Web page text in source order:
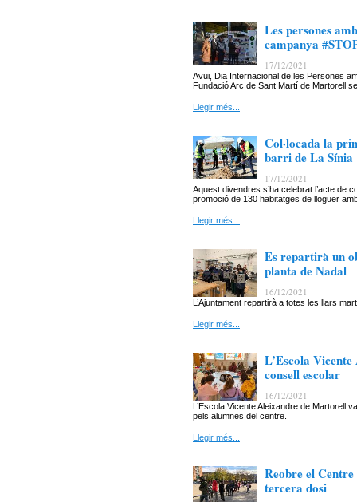
Les persones
campanya
17/12/2021
Avui, Dia Internacional de les Persones
Fundació Arc de Sant Martí de Martorell
Llegir més...
Col·locada la
barri de La Sínia
17/12/2021
Aquest divendres s’ha celebrat l’acte de
promoció de 130 habitatges de lloguer
Llegir més...
Es repartirà un
planta de Nadal
16/12/2021
L’Ajuntament repartirà a totes les llars
Llegir més...
L’Escola
consell escolar
16/12/2021
L’Escola Vicente Aleixandre de Martorell
pels alumnes del centre.
Llegir més...
Reobre el
tercera dosi